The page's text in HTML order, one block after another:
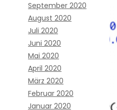
September 2020
August 2020
Juli 2020
Juni 2020
Mai 2020
April 2020
März 2020
Februar 2020
Januar 2020